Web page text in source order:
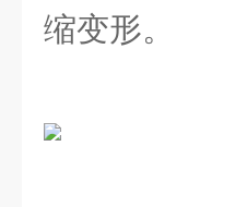
缩变形。